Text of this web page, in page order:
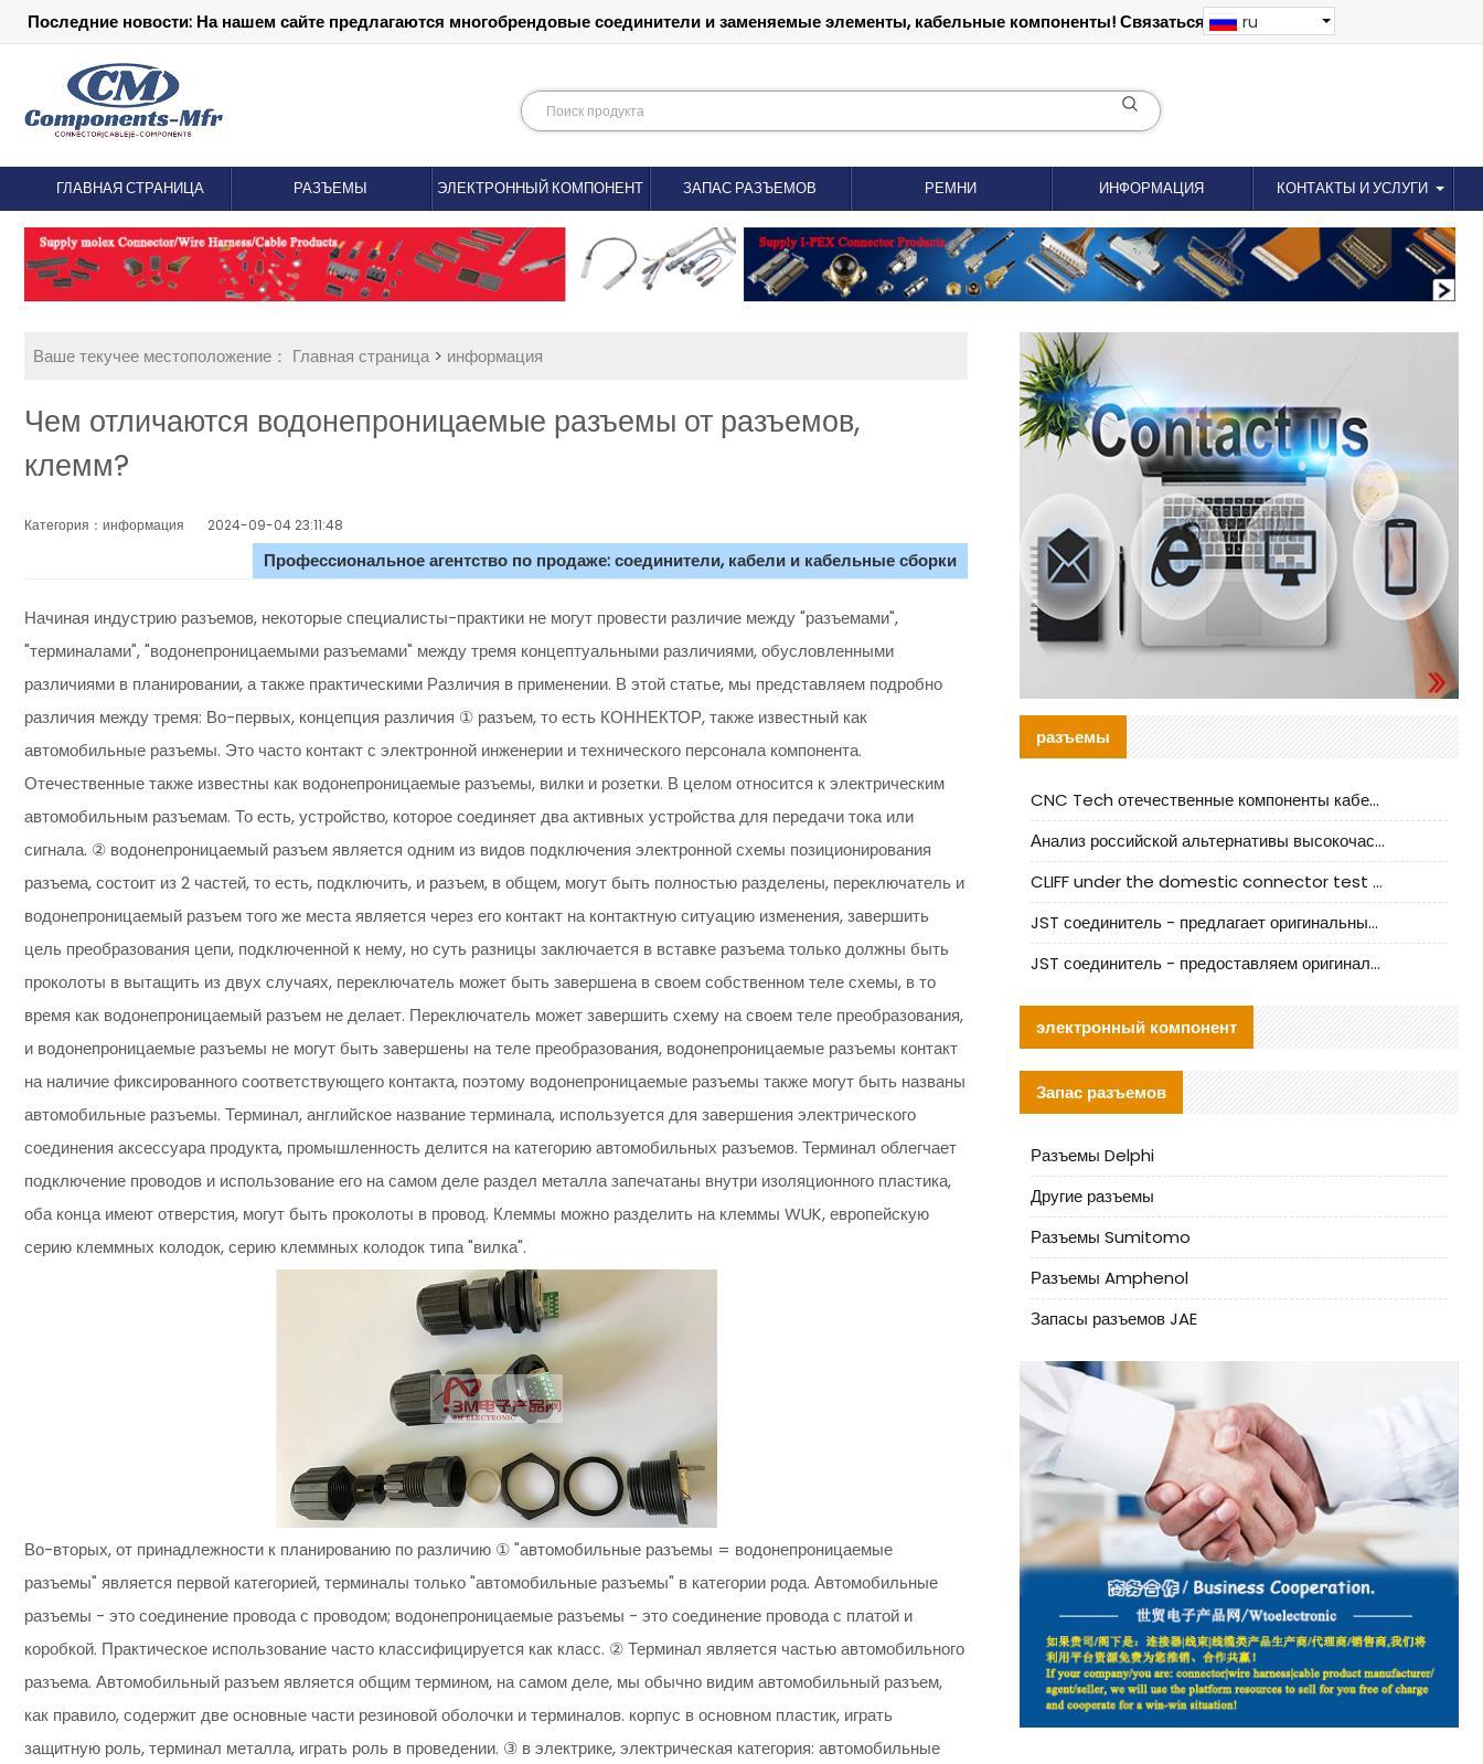
Последние новости: На нашем сайте предлагаются многобрендовые соединители и заменяемые элементы, кабельные компоненты! Связаться: 18012695035
ru
ГЛАВНАЯ СТРАНИЦА РАЗЪЕМЫ ЭЛЕКТРОННЫЙ КОМПОНЕНТ ЗАПАС РАЗЪЕМОВ РЕМНИ ИНФОРМАЦИЯ КОНТАКТЫ И УСЛУГИ
Ваше текучее местоположение： Главная страница> информация
Чем отличаются водонепроницаемые разъемы от разъемов,
клемм?
Категория：информация 2024-09-04 23:11:48
Профессиональное агентство по продаже: соединители, кабели и кабельные сборки
Начиная индустрию разъемов, некоторые специалисты-практики не могут провести различие между "разъемами",
"терминалами", "водонепроницаемыми разъемами" между тремя концептуальными различиями, обусловленными
различиями в планировании, а также практическими Различия в применении. В этой статье, мы представляем подробно
различия между тремя: Во-первых, концепция различия ① разъем, то есть КОННЕКТОР, также известный как
автомобильные разъемы. Это часто контакт с электронной инженерии и технического персонала компонента.
Отечественные также известны как водонепроницаемые разъемы, вилки и розетки. В целом относится к электрическим
автомобильным разъемам. То есть, устройство, которое соединяет два активных устройства для передачи тока или
сигнала. ② водонепроницаемый разъем является одним из видов подключения электронной схемы позиционирования
разъема, состоит из 2 частей, то есть, подключить, и разъем, в общем, могут быть полностью разделены, переключатель и
водонепроницаемый разъем того же места является через его контакт на контактную ситуацию изменения, завершить
цель преобразования цепи, подключенной к нему, но суть разницы заключается в вставке разъема только должны быть
проколоты в вытащить из двух случаях, переключатель может быть завершена в своем собственном теле схемы, в то
время как водонепроницаемый разъем не делает. Переключатель может завершить схему на своем теле преобразования,
и водонепроницаемые разъемы не могут быть завершены на теле преобразования, водонепроницаемые разъемы контакт
на наличие фиксированного соответствующего контакта, поэтому водонепроницаемые разъемы также могут быть названы
автомобильные разъемы. Терминал, английское название терминала, используется для завершения электрического
соединения аксессуара продукта, промышленность делится на категорию автомобильных разъемов. Терминал облегчает
подключение проводов и использование его на самом деле раздел металла запечатаны внутри изоляционного пластика,
оба конца имеют отверстия, могут быть проколоты в провод. Клеммы можно разделить на клеммы WUK, европейскую
серию клеммных колодок, серию клеммных колодок типа "вилка".
Во-вторых, от принадлежности к планированию по различию ① "автомобильные разъемы = водонепроницаемые
разъемы" является первой категорией, терминалы только "автомобильные разъемы" в категории рода. Автомобильные
разъемы - это соединение провода с проводом; водонепроницаемые разъемы - это соединение провода с платой и
коробкой. Практическое использование часто классифицируется как класс. ② Терминал является частью автомобильного
разъема. Автомобильный разъем является общим термином, на самом деле, мы обычно видим автомобильный разъем,
как правило, содержит две основные части резиновой оболочки и терминалов. корпус в основном пластик, играть
защитную роль, терминал металла, играть роль в проведении. ③ в электрике, электрическая категория: автомобильные
разъемы
CNC Tech отечественные компоненты кабельной арматуры оценка и руководство по производственному внедрению
Анализ российской альтернативы высокочастотных кабельных колодцев I-PEX
CLIFF under the domestic connector test standard update
JST соединитель - предлагает оригинальные и заменяющие JST NSHR-02V-S соединители
JST соединитель - предоставляем оригинальные JST GHR-09V-S соединители и их аналоги
электронный компонент
Запас разъемов
Разъемы Delphi
Другие разъемы
Разъемы Sumitomo
Разъемы Amphenol
Запасы разъемов JAE